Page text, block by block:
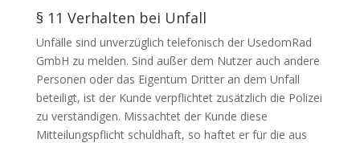
§ 11 Verhalten bei Unfall
Unfälle sind unverzüglich telefonisch der UsedomRad
GmbH zu melden. Sind außer dem Nutzer auch andere
Personen oder das Eigentum Dritter an dem Unfall
beteiligt, ist der Kunde verpflichtet zusätzlich die Polizei
zu verständigen. Missachtet der Kunde diese
Mitteilungspflicht schuldhaft, so haftet er für die aus